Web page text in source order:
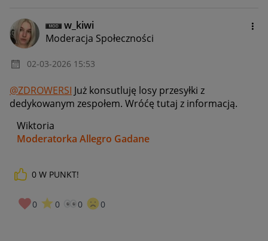
w_kiwi
Moderacja Społeczności
‎02-03-2026 15:53
@ZDROWERSI Już konsutluję losy przesyłki z
dedykowanym zespołem. Wróćę tutaj z informacją.
Wiktoria
Moderatorka Allegro Gadane
0 W PUNKT!
0 0 0 0